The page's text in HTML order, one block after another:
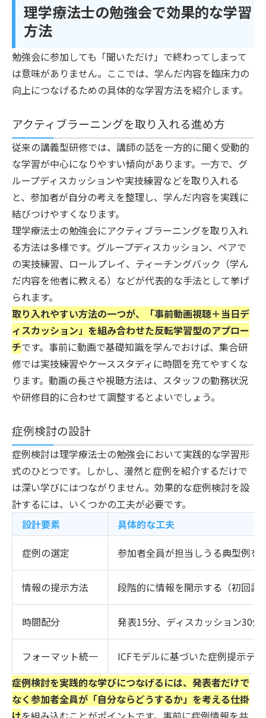
理学療法士の勉強会で効果的な学習
方法
勉強会に参加しても「聞いただけ」で終わってしまって
は意味がありません。ここでは、学んだ内容を臨床力の
向上につなげるための具体的な学習方法を紹介します。
アクティブラーニングを取り入れる進め方
従来の講義型研修では、講師の話を一方的に聞く受動的
な学習が中心になりやすい傾向があります。一方で、グ
ループディスカッションや実技練習などを取り入れる
と、参加者が自分の考えを整理し、学んだ内容を実践に
結びつけやすくなります。
理学療法士の勉強会にアクティブラーニングを取り入れ
る方法は多様です。グループディスカッション、ペアで
の実技練習、ロールプレイ、ティーチングバック（学ん
だ内容を他者に教える）などが代表的な手法として挙げ
られます。
取り入れやすい方法の一つが、「事前動画視聴＋当日デ
ィスカッション」を組み合わせた反転学習型のアプロー
チです。事前に動画で基礎知識を学んでおけば、集合研
修では実技練習やケーススタディに時間を充てやすくな
ります。動画の長さや視聴方法は、スタッフの勤務状況
や研修目的に合わせて調整するとよいでしょう。
症例検討の設計
症例検討は理学療法士の勉強会において実践的な学習形
式のひとつです。しかし、漫然と症例を紹介するだけで
は深い学びにはつながりません。効果的な症例検討を設
計するには、いくつかの工夫が必要です。
設計要素
具体的な工夫
症例の選定
参加者全員が担当しうる典型例を
情報の提示方法 段階的に情報を開示する（初回
時間配分 発表15分、ディスカッション30分
フォーマット統一
ICFモデルに基づいた症例提示テ
症例検討を実践的な学びにつなげるには、発表者だけで
なく参加者全員が「自分ならどうするか」を考える仕掛